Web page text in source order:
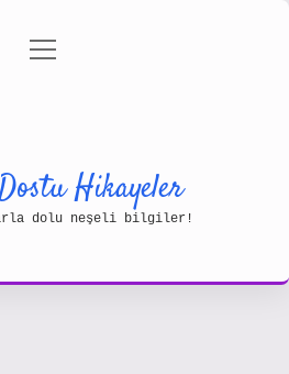
Politikası
menüyü
Hikayeler
dolu neşeli bilgiler!